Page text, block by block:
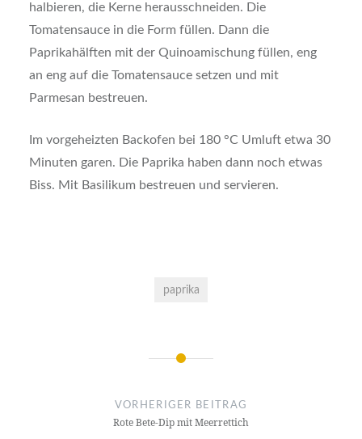
halbieren, die Kerne herausschneiden. Die
Tomatensauce in die Form füllen. Dann die
Paprikahälften mit der Quinoamischung füllen, eng
an eng auf die Tomatensauce setzen und mit
Parmesan bestreuen.
Im vorgeheizten Backofen bei 180 °C Umluft etwa 30
Minuten garen. Die Paprika haben dann noch etwas
Biss. Mit Basilikum bestreuen und servieren.
paprika
Beitragsnavigation
VORHERIGER BEITRAG
Rote Bete-Dip mit Meerrettich